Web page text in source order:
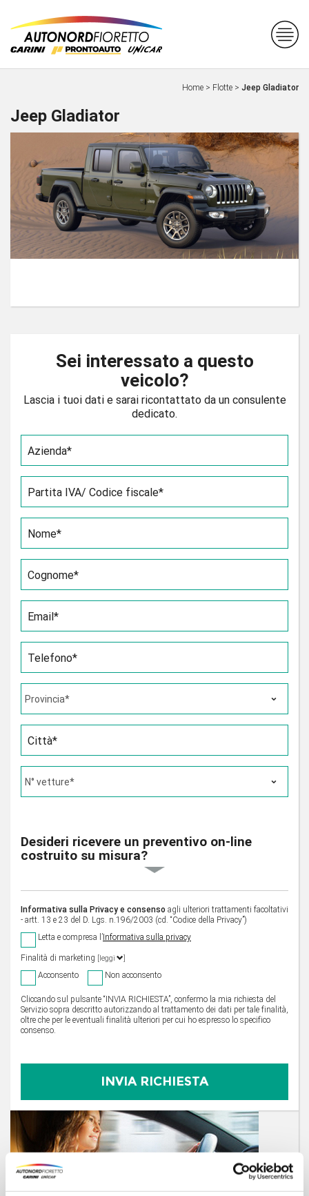
Home > Flotte > Jeep Gladiator
Jeep Gladiator
Sei interessato a questo
veicolo?
Lascia i tuoi dati e sarai ricontattato da un consulente
dedicato.
Azienda*
Partita IVA/ Codice fiscale*
Nome*
Cognome*
Email*
Telefono*
Città*
Desideri ricevere un preventivo on-line
costruito su misura?
Informativa sulla Privacy e consenso agli ulteriori trattamenti facoltativi
- artt. 13 e 23 del D. Lgs. n.196/2003 (cd. “Codice della Privacy”)
Letta e compresa l’ Informativa sulla privacy
Finalità di marketing [leggi
Acconsento Non acconsento
Cliccando sul pulsante “INVIA RICHIESTA”, confermo la mia richiesta del
Servizio sopra descritto autorizzando al trattamento dei dati per tale finalità,
oltre che per le eventuali finalità ulteriori per cui ho espresso lo specifico
consenso.